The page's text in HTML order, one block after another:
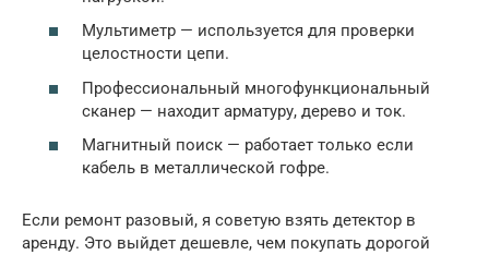
Мультиметр — используется для проверки
целостности цепи.
Профессиональный многофункциональный
сканер — находит арматуру, дерево и ток.
Магнитный поиск — работает только если
кабель в металлической гофре.
Если ремонт разовый, я советую взять детектор в
аренду. Это выйдет дешевле, чем покупать дорогой